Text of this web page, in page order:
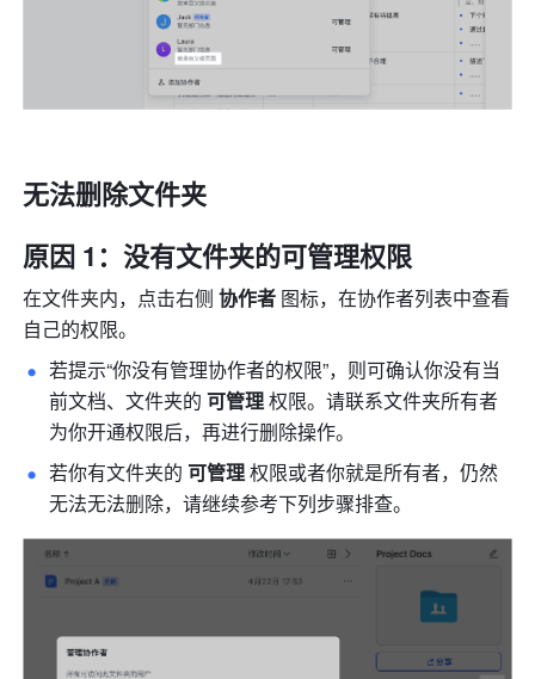
无法删除文件夹
原因 1：没有文件夹的可管理权限
在文件夹内，点击右侧 协作者 图标，在协作者列表中查看
自己的权限。
若提示“你没有管理协作者的权限”，则可确认你没有当
前文档、文件夹的 可管理 权限。请联系文件夹所有者
为你开通权限后，再进行删除操作。
若你有文件夹的 可管理 权限或者你就是所有者，仍然
无法无法删除，请继续参考下列步骤排查。